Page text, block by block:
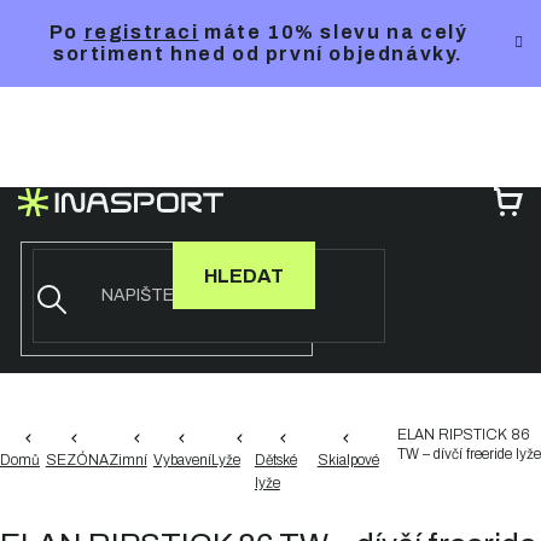
Po registraci máte 10% slevu na celý
sortiment hned od první objednávky.
HLEDAT
Domů SEZÓNAZimní VybaveníLyže
Dětské
lyže
Skialpové
ELAN RIPSTICK 86
TW – dívčí freeride lyže